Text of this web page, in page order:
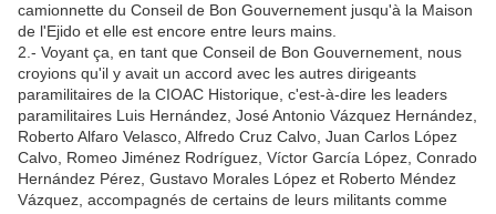
camionnette du Conseil de Bon Gouvernement jusqu'à la Maison
de l'Ejido et elle est encore entre leurs mains.
2.- Voyant ça, en tant que Conseil de Bon Gouvernement, nous
croyions qu'il y avait un accord avec les autres dirigeants
paramilitaires de la CIOAC Historique, c'est-à-dire les leaders
paramilitaires Luis Hernández, José Antonio Vázquez Hernández,
Roberto Alfaro Velasco, Alfredo Cruz Calvo, Juan Carlos López
Calvo, Romeo Jiménez Rodríguez, Víctor García López, Conrado
Hernández Pérez, Gustavo Morales López et Roberto Méndez
Vázquez, accompagnés de certains de leurs militants comme